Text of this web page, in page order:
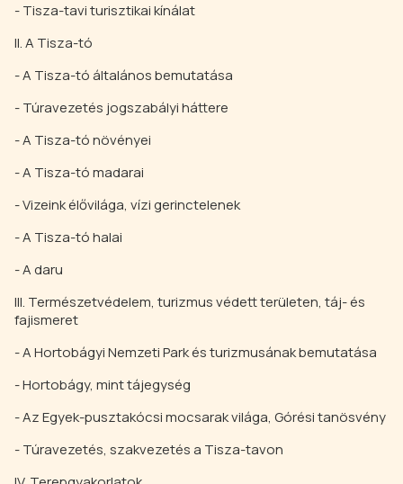
- Tisza-tavi turisztikai kínálat
II. A Tisza-tó
- A Tisza-tó általános bemutatása
- Túravezetés jogszabályi háttere
- A Tisza-tó növényei
- A Tisza-tó madarai
- Vizeink élővilága, vízi gerinctelenek
- A Tisza-tó halai
- A daru
III. Természetvédelem, turizmus védett területen, táj- és
fajismeret
- A Hortobágyi Nemzeti Park és turizmusának bemutatása
- Hortobágy, mint tájegység
- Az Egyek-pusztakócsi mocsarak világa, Górési tanösvény
- Túravezetés, szakvezetés a Tisza-tavon